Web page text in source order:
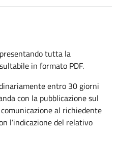
tutta la
in formato PDF.
entro 30 giorni
con la pubblicazione sul
al richiedente
l’indicazione del relativo